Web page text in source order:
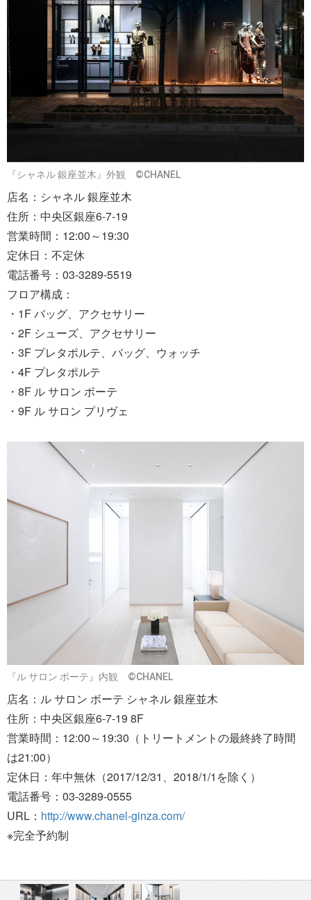
『シャネル 銀座並木』外観 ©CHANEL
店名：シャネル 銀座並木
住所：中央区銀座6-7-19
営業時間：12:00～19:30
定休日：不定休
電話番号：03-3289-5519
フロア構成：
・1F バッグ、アクセサリー
・2F シューズ、アクセサリー
・3F プレタポルテ、バッグ、ウォッチ
・4F プレタポルテ
・8F ル サロン ボーテ
・9F ル サロン プリヴェ
『ル サロン ボーテ』内観 ©CHANEL
店名：ル サロン ボーテ シャネル 銀座並木
住所：中央区銀座6-7-19 8F
営業時間：12:00～19:30（トリートメントの最終終了時間
は21:00）
定休日：年中無休（2017/12/31、2018/1/1を除く）
電話番号：03-3289-0555
URL： http://www.chanel-ginza.com/
※完全予約制